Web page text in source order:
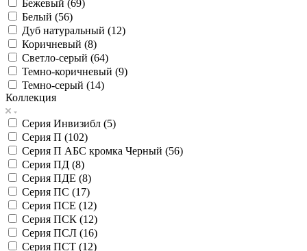
Бежевый (69)
Белый (56)
Дуб натуральный (12)
Коричневый (8)
Светло-серый (64)
Темно-коричневый (9)
Темно-серый (14)
Коллекция
Серия Инвизибл (5)
Серия П (102)
Серия П АБС кромка Черный (56)
Серия ПД (8)
Серия ПДЕ (8)
Серия ПС (17)
Серия ПСЕ (12)
Серия ПСК (12)
Серия ПСЛ (16)
Серия ПСТ (12)